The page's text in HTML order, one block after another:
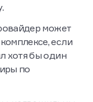
может
если
хотя бы один
по